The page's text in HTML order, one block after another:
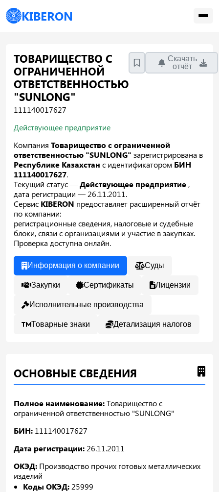
KIBERON
ТОВАРИЩЕСТВО С
ОГРАНИЧЕННОЙ
ОТВЕТСТВЕННОСТЬЮ
"SUNLONG"
111140017627
Скачать
отчёт
Действующее предприятие
Компания Товарищество с ограниченной
ответственностью "SUNLONG" зарегистрирована в
Республике Казахстан с идентификатором БИН
111140017627.
Текущий статус —Действующее предприятие ,
дата регистрации — 26.11.2011.
Сервис KIBERON предоставляет расширенный отчёт
по компании:
регистрационные сведения, налоговые и судебные
блоки, связи с организациями и участие в закупках.
Проверка доступна онлайн.
Информация о компании Суды
Закупки Сертификаты Лицензии
Исполнительные производства
Товарные знаки Детализация налогов
ОСНОВНЫЕ СВЕДЕНИЯ
Полное наименование:Товарищество с
ограниченной ответственностью "SUNLONG"
БИН: 111140017627
Дата регистрации: 26.11.2011
ОКЭД: Производство прочих готовых металлических
изделий
Коды ОКЭД: 25999